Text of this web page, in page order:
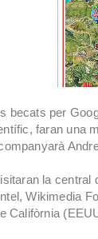
becats per
faran una
la central
Wikimedia
Califòrnia